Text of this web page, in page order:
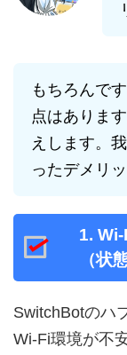
もちろんで
点はありま
えします。
ったデメリ
1.
（状
SwitchBotのハ
Wi-Fi環境が不